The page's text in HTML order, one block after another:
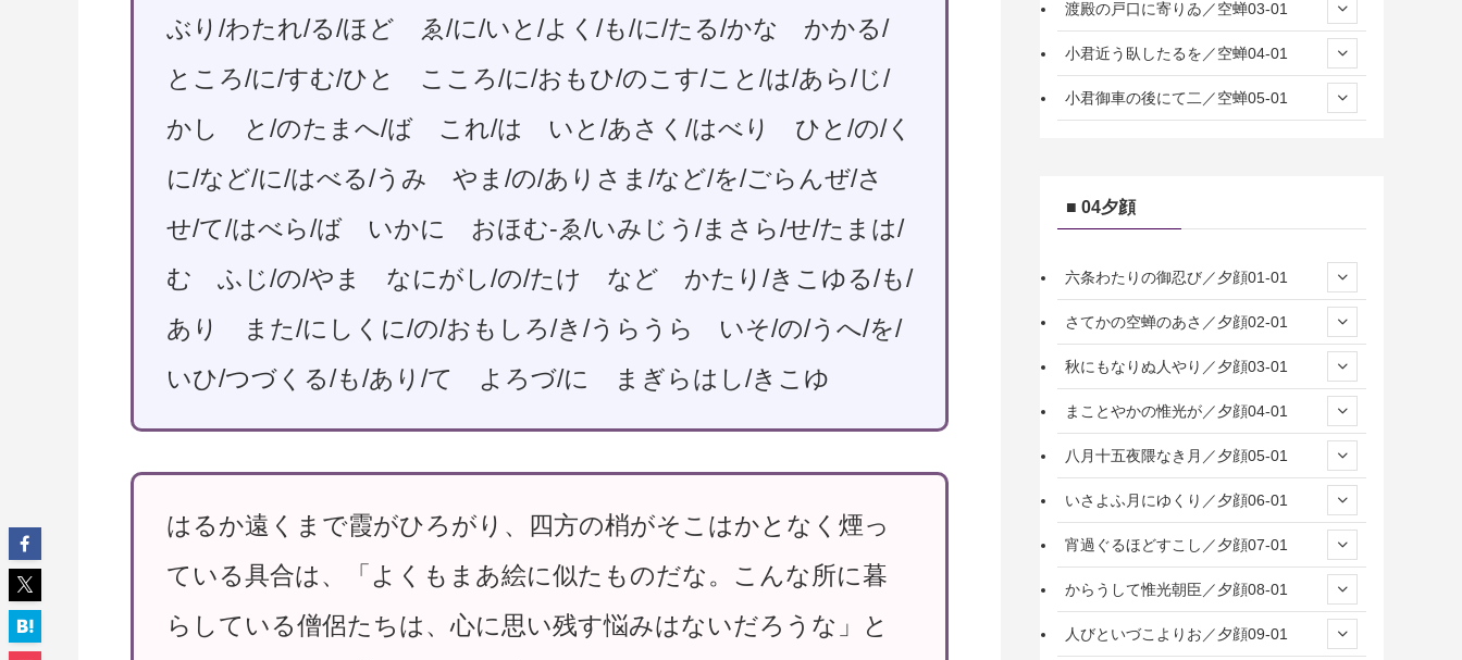
ぶり/わたれ/る/ほど ゑ/に/いと/よく/も/に/たる/かな かかる/
ところ/に/すむ/ひと こころ/に/おもひ/のこす/こと/は/あら/じ/
かし と/のたまへ/ば これ/は いと/あさく/はべり ひと/の/く
に/など/に/はべる/うみ やま/の/ありさま/など/を/ごらんぜ/さ
せ/て/はべら/ば いかに おほむ-ゑ/いみじう/まさら/せ/たまは/
む ふじ/の/やま なにがし/の/たけ など かたり/きこゆる/も/
あり また/にしくに/の/おもしろ/き/うらうら いそ/の/うへ/を/
いひ/つづくる/も/あり/て よろづ/に まぎらはし/きこゆ
はるか遠くまで霞がひろがり、四方の梢がそこはかとなく煙っ
ている具合は、「よくもまあ絵に似たものだな。こんな所に暮
らしている僧侶たちは、心に思い残す悩みはないだろうな」と
渡殿の戸口に寄りゐ／空蝉03-01
小君近う臥したるを／空蝉04-01
小君御車の後にて二／空蝉05-01
■ 04夕顔
六条わたりの御忍び／夕顔01-01
さてかの空蝉のあさ／夕顔02-01
秋にもなりぬ人やり／夕顔03-01
まことやかの惟光が／夕顔04-01
八月十五夜隈なき月／夕顔05-01
いさよふ月にゆくり／夕顔06-01
宵過ぐるほどすこし／夕顔07-01
からうして惟光朝臣／夕顔08-01
人びといづこよりお／夕顔09-01